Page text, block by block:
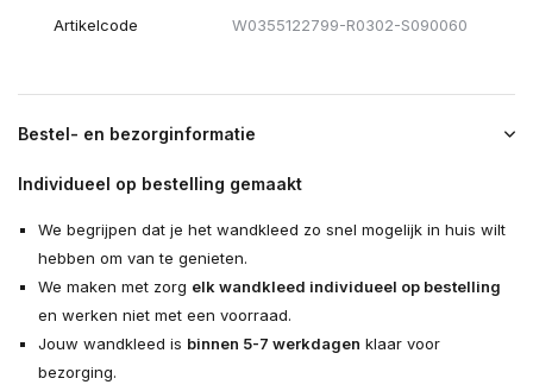
Artikelcode W0355122799-R0302-S090060
Bestel- en bezorginformatie
Individueel op bestelling gemaakt
We begrijpen dat je het wandkleed zo snel mogelijk in huis wilt
hebben om van te genieten.
We maken met zorg elk wandkleed individueel op bestelling
en werken niet met een voorraad.
Jouw wandkleed is binnen 5-7 werkdagen klaar voor
bezorging.